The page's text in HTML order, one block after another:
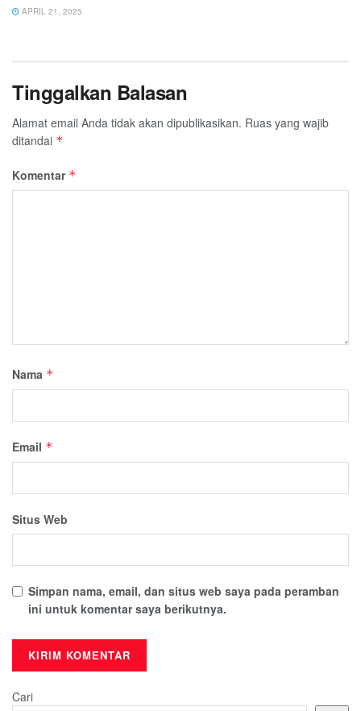
APRIL 21, 2025
Tinggalkan Balasan
Alamat email Anda tidak akan dipublikasikan. Ruas yang wajib
ditandai *
Komentar *
Nama *
Email *
Situs Web
Simpan nama, email, dan situs web saya pada peramban
ini untuk komentar saya berikutnya.
Cari